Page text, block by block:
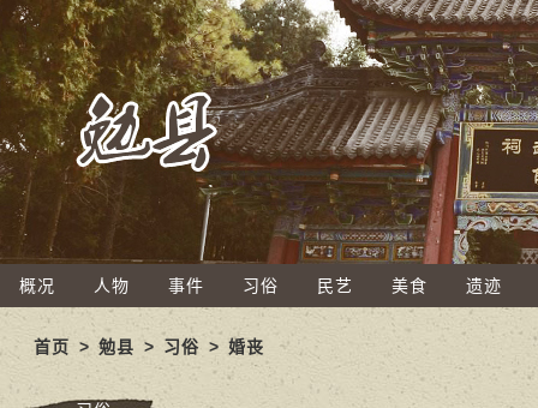
概况 人物 事件 习俗 民艺 美食 遗迹
首页 >勉县 > 习俗 > 婚丧